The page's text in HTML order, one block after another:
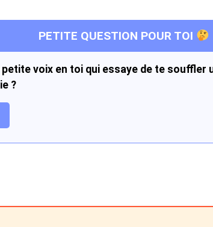
PETITE QUESTION POUR TOI
petite voix en toi qui essaye de te souffler
?